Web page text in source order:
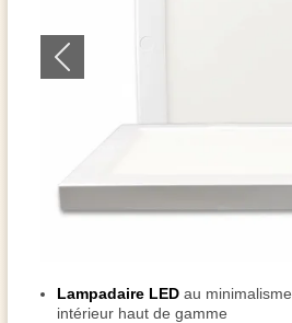
Lampadaire LED au
intérieur haut de gamme